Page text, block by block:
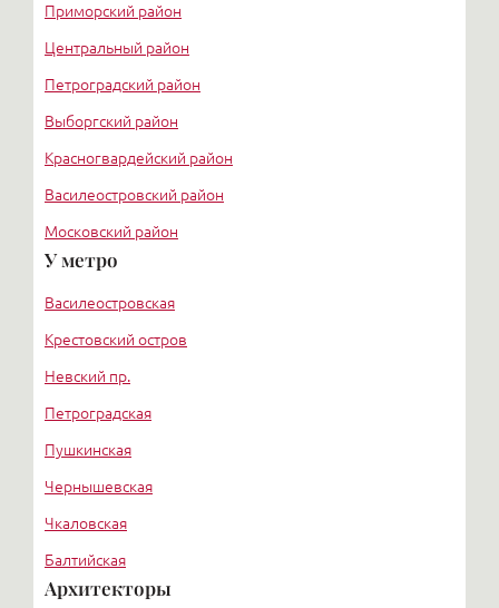
Приморский район
Центральный район
Петроградский район
Выборгский район
Красногвардейский район
Василеостровский район
Московский район
Курортный район
У метро
Василеостровская
Крестовский остров
Невский пр.
Петроградская
Пушкинская
Чернышевская
Чкаловская
Балтийская
Старая деревня
Архитекторы